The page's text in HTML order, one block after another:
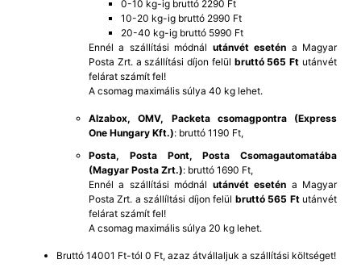
0-10 kg-ig bruttó 2290 Ft
10-20 kg-ig bruttó 2990 Ft
20-40 kg-ig bruttó 5990 Ft
Ennél a szállítási módnál utánvét esetén a Magyar
Posta Zrt. a szállítási díjon felül bruttó 565 Ft utánvét
felárat számít fel!
A csomag maximális súlya 40 kg lehet.
Alzabox, OMV, Packeta csomagpontra (Express
One Hungary Kft.): bruttó 1190 Ft,
Posta, Posta Pont, Posta Csomagautomatába
(Magyar Posta Zrt.): bruttó 1690 Ft,
Ennél a szállítási módnál utánvét esetén a Magyar
Posta Zrt. a szállíltási díjon felül bruttó 565 Ftutánvét
felárat számít fel!
A csomag maximális súlya 20 kg lehet.
Bruttó 14001 Ft-tól 0 Ft, azaz átvállaljuk a szállítási költséget!